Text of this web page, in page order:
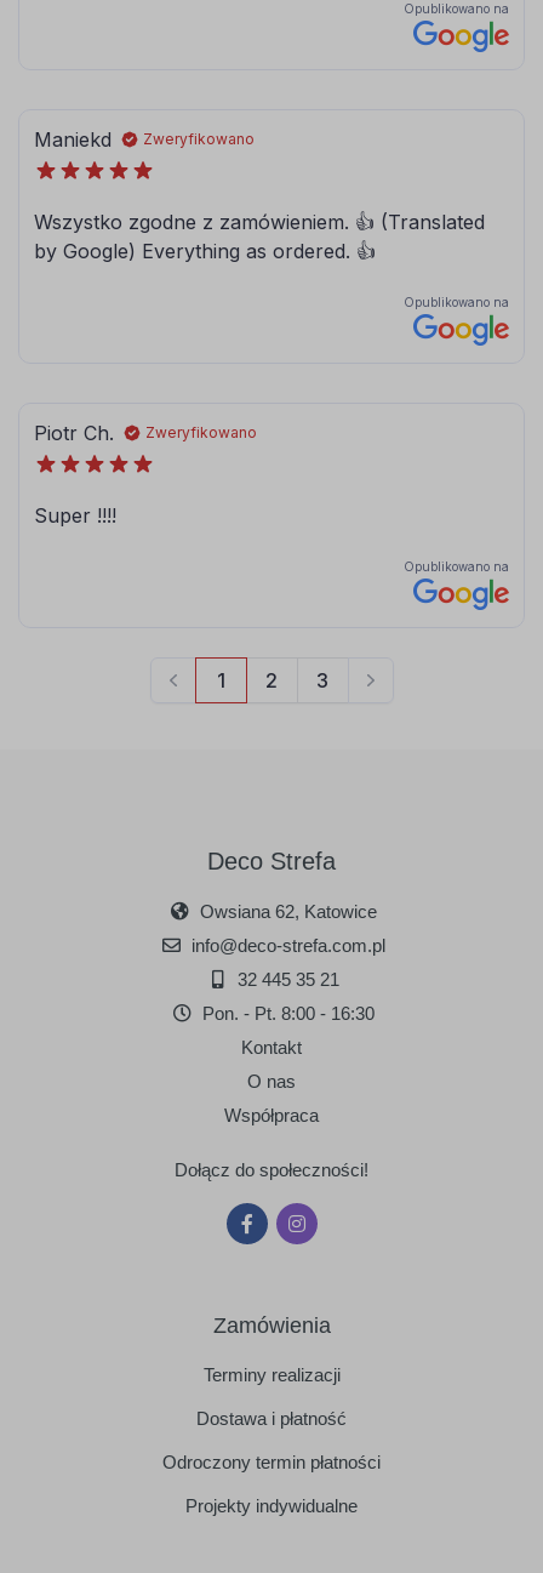
Deco Strefa
Owsiana 62, Katowice
info@deco-strefa.com.pl
32 445 35 21
Pon. - Pt. 8:00 - 16:30
Kontakt
O nas
Współpraca
Dołącz do społeczności!
Zamówienia
Terminy realizacji
Dostawa i płatność
Odroczony termin płatności
Projekty indywidualne